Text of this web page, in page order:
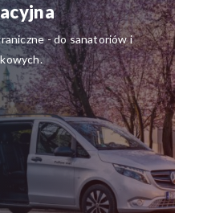
- do sanatoriów i